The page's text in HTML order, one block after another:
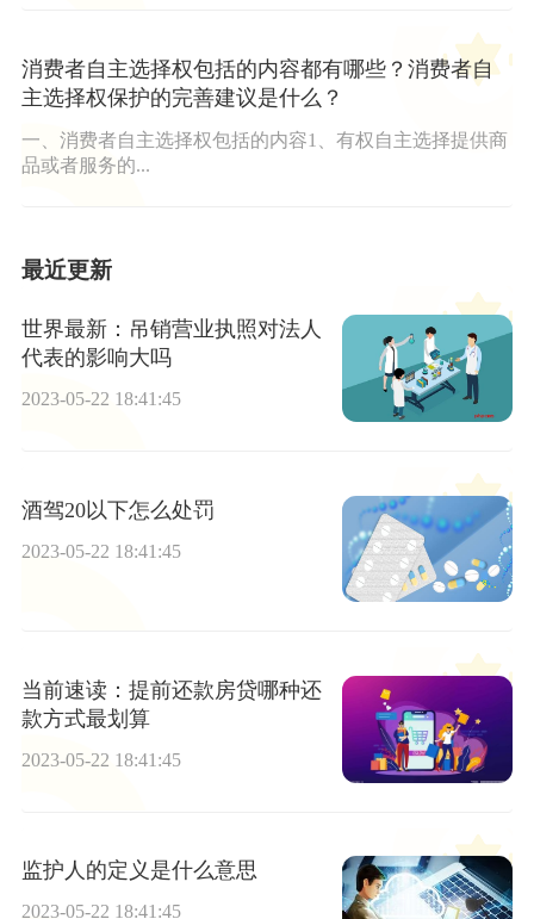
消费者自主选择权包括的内容都有哪些？消费者自
主选择权保护的完善建议是什么？
一、消费者自主选择权包括的内容1、有权自主选择提供商
品或者服务的...
最近更新
世界最新：吊销营业执照对法人
代表的影响大吗
2023-05-22 18:41:45
酒驾20以下怎么处罚
2023-05-22 18:41:45
当前速读：提前还款房贷哪种还
款方式最划算
2023-05-22 18:41:45
监护人的定义是什么意思
2023-05-22 18:41:45